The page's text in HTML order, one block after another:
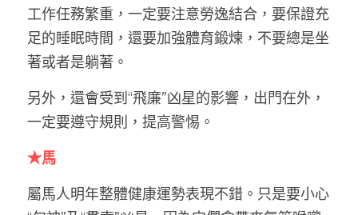
工作任務繁重，一定要注意勞逸結合，要保證充
足的睡眠時間，還要加強體育鍛煉，不要總是坐
著或者是躺著。
另外，還會受到“飛廉”凶星的影響，出門在外，
一定要遵守規則，提高警惕。
★馬
屬馬人明年整體健康運勢表現不錯。只是要小心